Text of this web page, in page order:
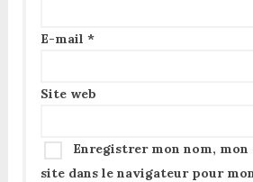
E-mail *
Site web
Enregistrer mon nom,
site dans le navigateur pour